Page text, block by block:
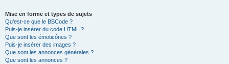
Mise en forme et types de sujets
Qu’est-ce que le BBCode ?
Puis-je insérer du code HTML ?
Que sont les émoticônes ?
Puis-je insérer des images ?
Que sont les annonces générales ?
Que sont les annonces ?